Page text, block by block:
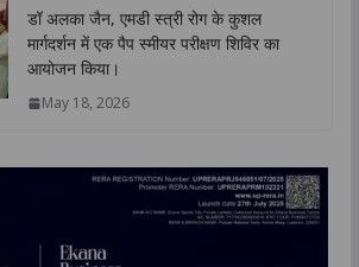
डॉ अलका जैन, एमडी स्त्री रोग के कुशल
मार्गदर्शन में एक पैप स्मीयर परीक्षण शिविर का
आयोजन किया।
May 18, 2026